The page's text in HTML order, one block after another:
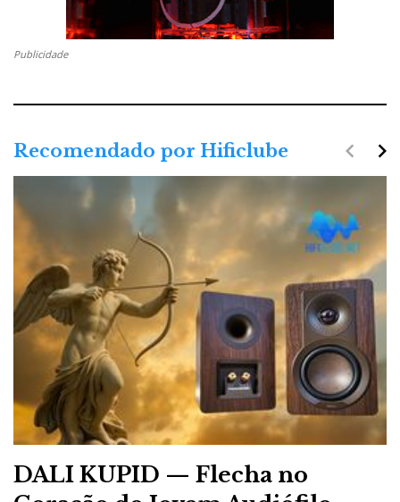
Publicidade
Recomendado por Hificlube
DALI KUPID — Flecha no
navigate_next
navigate_before